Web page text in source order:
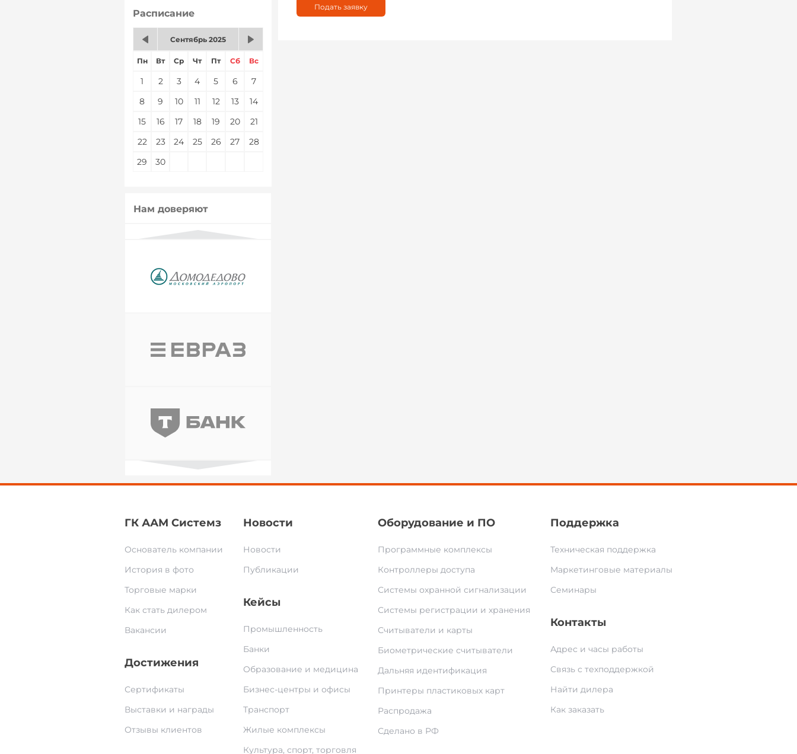
Расписание
Сентябрь 2025
Пн Вт Ср Чт Пт Сб Вс
1 2 3 4 5 6
7
8
9 10 11 12 13
14
15
16 17 18 19 20
21
22
23 24 25 26 27
28
29
30
Нам доверяют
Подать заявку
ГК ААМ Системз
Основатель компании
История в фото
Торговые марки
Как стать дилером
Вакансии
Достижения
Сертификаты
Выставки и награды
Отзывы клиентов
Новости
Новости
Публикации
Кейсы
Промышленность
Банки
Образование и медицина
Бизнес-центры и офисы
Транспорт
Жилые комплексы
Культура, спорт, торговля
Оборудование и ПО
Программные комплексы
Контроллеры доступа
Системы охранной сигнализации
Системы регистрации и хранения
Считыватели и карты
Биометрические считыватели
Дальняя идентификация
Принтеры пластиковых карт
Распродажа
Сделано в РФ
Поддержка
Техническая поддержка
Маркетинговые материалы
Семинары
Контакты
Адрес и часы работы
Связь с техподдержкой
Найти дилера
Как заказать